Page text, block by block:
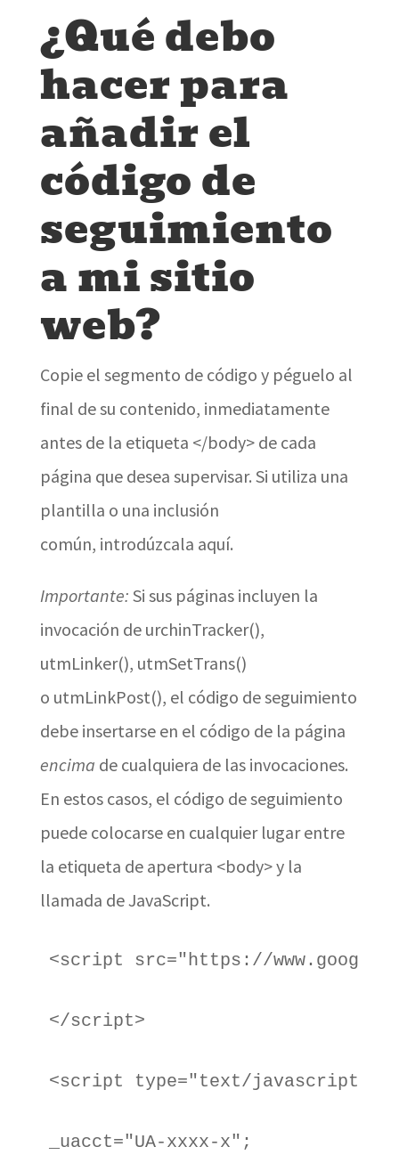
¿Qué debo
hacer para
añadir el
código de
seguimiento
a mi sitio
web?
Copie el segmento de código y péguelo al
final de su contenido, inmediatamente
antes de la etiqueta </body> de cada
página que desea supervisar. Si utiliza una
plantilla o una inclusión
común, introdúzcala aquí.
Importante: Si sus páginas incluyen la
invocación de urchinTracker(),
utmLinker(), utmSetTrans()
o utmLinkPost(), el código de seguimiento
debe insertarse en el código de la página
encima de cualquiera de las invocaciones.
En estos casos, el código de seguimiento
puede colocarse en cualquier lugar entre
la etiqueta de apertura <body> y la
llamada de JavaScript.
<script src="https://
</script>
<script type="text/javascript">
_uacct="UA-xxxx-x";